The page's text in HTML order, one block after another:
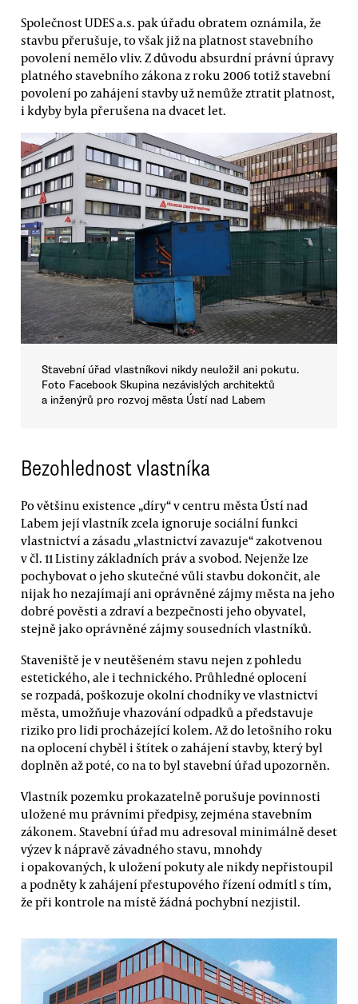
Společnost UDES a.s. pak úřadu obratem oznámila, že
stavbu přerušuje, to však již na platnost stavebního
povolení nemělo vliv. Z důvodu absurdní právní úpravy
platného stavebního zákona z roku 2006 totiž stavební
povolení po zahájení stavby už nemůže ztratit platnost,
i kdyby byla přerušena na dvacet let.
Stavební úřad vlastníkovi nikdy neuložil ani pokutu.
Foto Facebook Skupina nezávislých architektů
a inženýrů pro rozvoj města Ústí nad Labem
Bezohlednost vlastníka
Po většinu existence „díry“ v centru města Ústí nad
Labem její vlastník zcela ignoruje sociální funkci
vlastnictví a zásadu „vlastnictví zavazuje“ zakotvenou
v čl. 11 Listiny základních práv a svobod. Nejenže lze
pochybovat o jeho skutečné vůli stavbu dokončit, ale
nijak ho nezajímají ani oprávněné zájmy města na jeho
dobré pověsti a zdraví a bezpečnosti jeho obyvatel,
stejně jako oprávněné zájmy sousedních vlastníků.
Staveniště je v neutěšeném stavu nejen z pohledu
estetického, ale i technického. Průhledné oplocení
se rozpadá, poškozuje okolní chodníky ve vlastnictví
města, umožňuje vhazování odpadků a představuje
riziko pro lidi procházející kolem. Až do letošního roku
na oplocení chyběl i štítek o zahájení stavby, který byl
doplněn až poté, co na to byl stavební úřad upozorněn.
Vlastník pozemku prokazatelně porušuje povinnosti
uložené mu právními předpisy, zejména stavebním
zákonem. Stavební úřad mu adresoval minimálně deset
výzev k nápravě závadného stavu, mnohdy
i opakovaných, k uložení pokuty ale nikdy nepřistoupil
a podněty k zahájení přestupového řízení odmítl s tím,
že při kontrole na místě žádná pochybní nezjistil.